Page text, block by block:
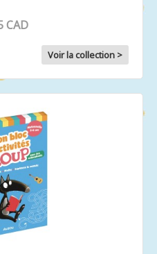
CAD
Voir la collection >